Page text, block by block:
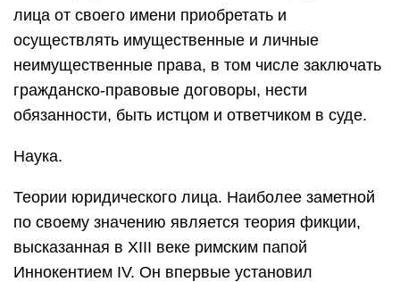
лица от своего имени приобретать и
осуществлять имущественные и личные
неимущественные права, в том числе заключать
гражданско-правовые договоры, нести
обязанности, быть истцом и ответчиком в суде.
Наука.
Теории юридического лица. Наиболее заметной
по своему значению является теория фикции,
высказанная в XIII веке римским папой
Иннокентием IV. Он впервые установил